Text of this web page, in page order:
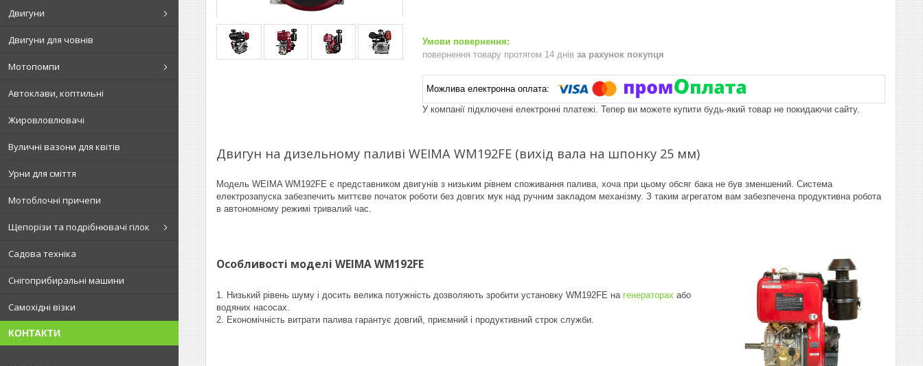
Двигуни
Двигуни для човнів
Мотопомпи
Автоклави, коптильні
Жировловлювачі
Вуличні вазони для квітів
Урни для сміття
Мотоблочні причепи
Щепорізи та подрібнювачі гілок
Садова техніка
Снігоприбиральні машини
Самохідні візки
КОНТАКТИ
повернення товару протягом 14 днів за рахунок покупця
У компанії підключені електронні платежі. Тепер ви можете купити будь-який товар не покидаючи сайту.
Двигун на дизельному паливі WEIMA WM192FE (вихід вала на шпонку 25 мм)
Модель WEIMA WM192FE є представником двигунів з низьким рівнем споживання палива, хоча при цьому обсяг бака не був зменшений. Система
електрозапуска забезпечить миттєве початок роботи без довгих мук над ручним закладом механізму. З таким агрегатом вам забезпечена продуктивна робота
в автономному режимі тривалий час.
Особливості моделі WEIMA WM192FE
1. Низький рівень шуму і досить велика потужність дозволяють зробити установку WM192FE на генераторах або
водяних насосах.
2. Економічність витрати палива гарантує довгий, приємний і продуктивний строк служби.